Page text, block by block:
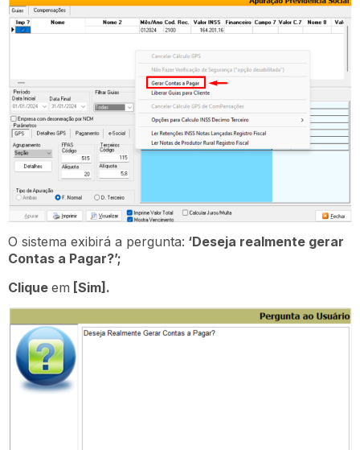
O sistema exibirá a pergunta: ‘Deseja realmente gerar
Contas a Pagar?’;
Clique em [Sim].